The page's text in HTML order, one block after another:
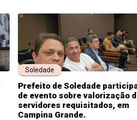
Soledade
Prefeito de Soledade
de evento sobre valorização
servidores requisitados, em
Campina Grande.